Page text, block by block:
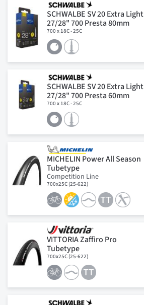
SCHWALBE SV 20 Extra Light
27/28" 700 Presta 80mm
700 x 18C - 25C
SCHWALBE SV 20 Extra Light
27/28" 700 Presta 60mm
700 x 18C - 25C
MICHELIN Power All Season
Tubetype
Competition Line
700x25C (25-622)
VITTORIA Zaffiro Pro
Tubetype
700x25C (25-622)